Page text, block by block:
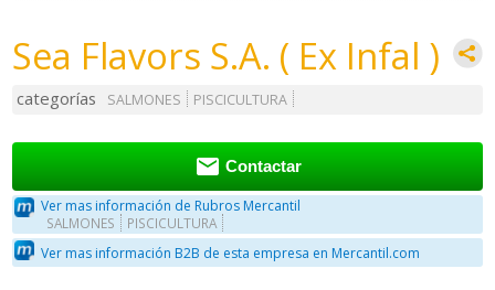
Sea Flavors S.A. ( Ex Infal )
categorías SALMONES PISCICULTURA
 Contactar
Ver mas información de Rubros Mercantil
SALMONES PISCICULTURA
Ver mas información B2B de esta empresa en Mercantil.com